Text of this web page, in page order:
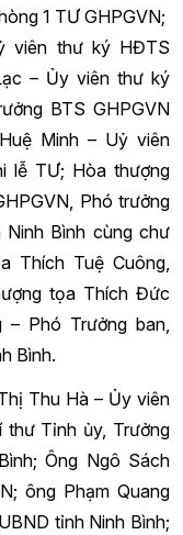
1 TƯ GHPGVN;
viên thư ký HĐTS
– Ủy viên thư ký
BTS GHPGVN
Minh – Uỷ viên
lễ TƯ; Hòa thượng
Phó trưởng
Ninh Bình cùng chư
Thích Tuệ Cuông,
tọa Thích Đức
– Phó Trưởng ban,
Bình.
Thu Hà – Ủy viên
thư Tỉnh ủy, Trưởng
Ông Ngô Sách
ông Phạm Quang
tỉnh Ninh Bình;